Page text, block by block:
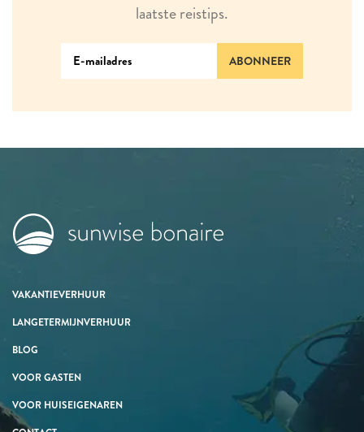
laatste reistips.
ABONNEER
VAKANTIEVERHUUR
LANGETERMIJNVERHUUR
BLOG
VOOR GASTEN
VOOR HUISEIGENAREN